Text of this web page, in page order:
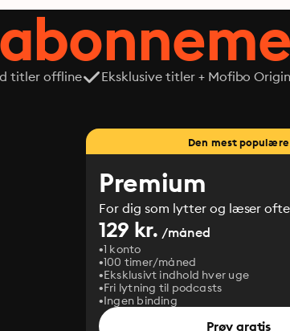
titler offline Eksklusive titler + Mofibo
Den mest populære
Premium
For dig som lytter og læser
129 kr. /måned
1 konto
100 timer/måned
Eksklusivt indhold hver uge
Fri lytning til podcasts
Ingen binding
Prøv gratis